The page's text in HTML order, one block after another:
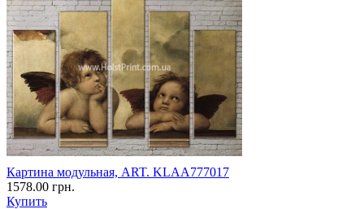
Картина модульная, ART. KLAA777017
1578.00 грн.
Купить